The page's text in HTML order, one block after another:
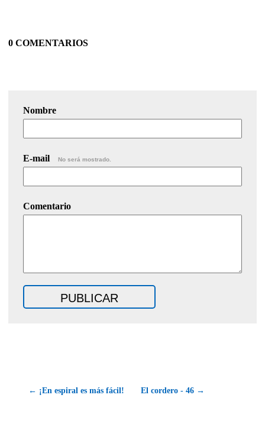
0 COMENTARIOS
Nombre
E-mail No será mostrado.
Comentario
← ¡En espiral es más fácil! El cordero - 46 →